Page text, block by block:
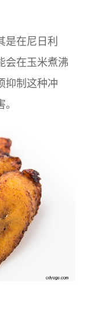
是在尼日利
会在玉米煮沸
抑制这种冲